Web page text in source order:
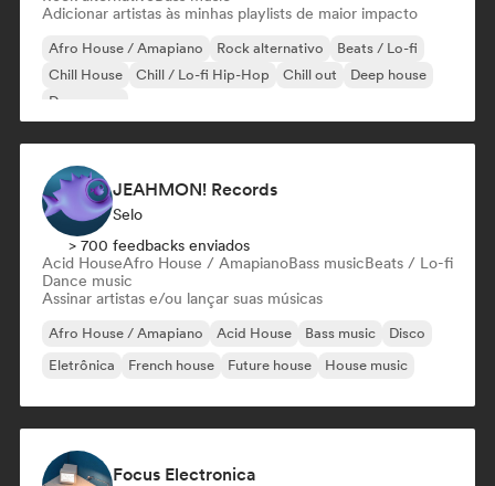
Adicionar artistas às minhas playlists de maior impacto
Afro House / Amapiano Rock alternativo
Beats / Lo-fi
Chill House
Chill / Lo-fi Hip-Hop Chill out
Deep house
Dream pop
JEAHMON! Records
Selo
> 700 feedbacks enviados
Acid HouseAfro House / AmapianoBass musicBeats / Lo-fi
Dance music
Assinar artistas e/ou lançar suas músicas
Afro House / Amapiano Acid House Bass music
Disco
Eletrônica
French house Future house House music
Focus Electronica